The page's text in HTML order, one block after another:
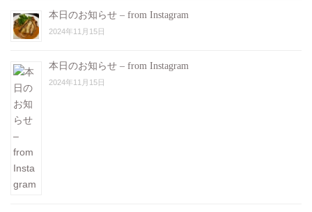
本日のお知らせ – from Instagram
2024年11月15日
本日のお知らせ – from Instagram
2024年11月15日